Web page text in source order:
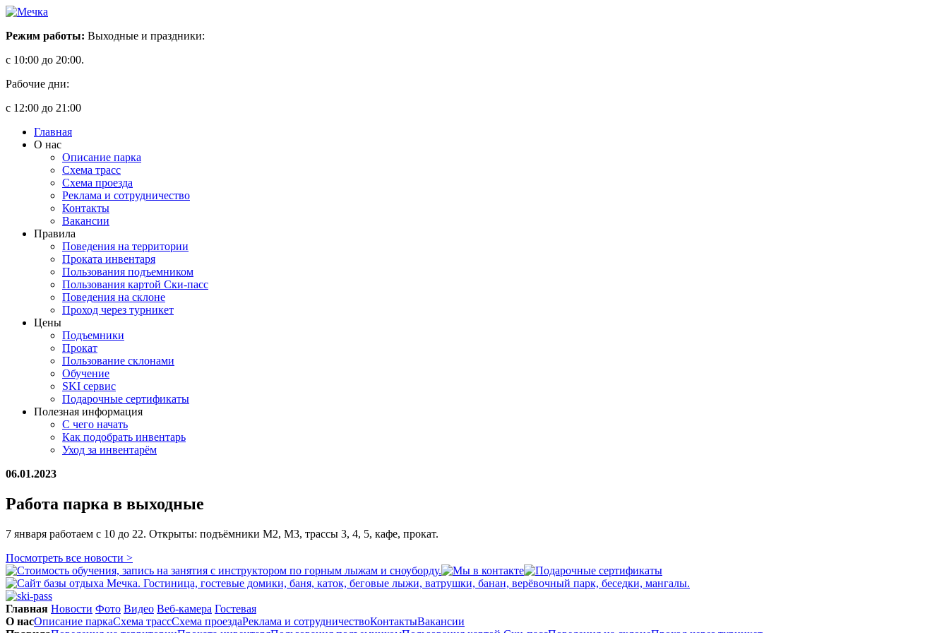
Режим работы: Выходные и праздники:
с 10:00 до 20:00.
Рабочие дни:
с 12:00 до 21:00
Главная
О нас
Описание парка
Схема трасс
Схема проезда
Реклама и сотрудничество
Контакты
Вакансии
Правила
Поведения на территории
Проката инвентаря
Пользования подъемником
Пользования картой Ски-пасс
Поведения на склоне
Проход через турникет
Цены
Подъемники
Прокат
Пользование склонами
Обучение
SKI сервис
Подарочные сертификаты
Полезная информация
С чего начать
Как подобрать инвентарь
Уход за инвентарём
06.01.2023
Работа парка в выходные
7 января работаем с 10 до 22. Открыты: подъёмники М2, М3, трассы 3, 4, 5, кафе, прокат.
Посмотреть все новости >
Главная Новости Фото Видео Веб-камера Гостевая
О насОписание паркаСхема трассСхема проездаРеклама и сотрудничествоКонтактыВакансии